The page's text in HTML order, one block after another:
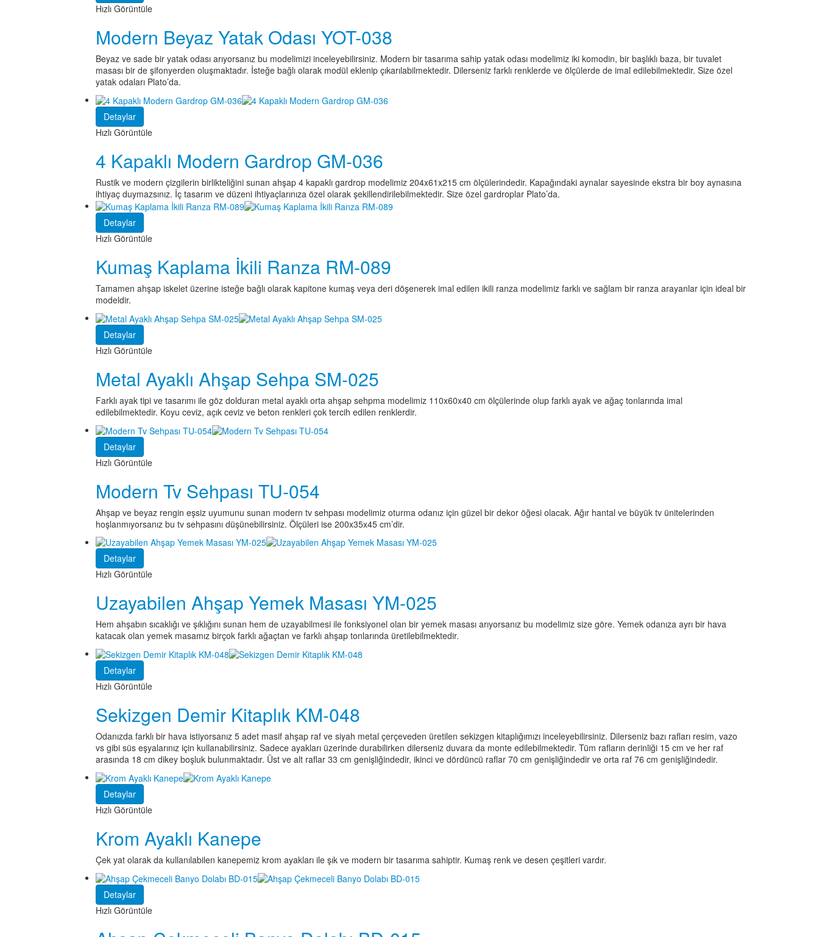
Hızlı Görüntüle
Modern Beyaz Yatak Odası YOT-038
Beyaz ve sade bir yatak odası arıyorsanız bu modelimizi inceleyebilirsiniz. Modern bir tasarıma sahip yatak odası modelimiz iki komodin, bir başlıklı baza, bir tuvalet
masası bir de şifonyerden oluşmaktadır. İsteğe bağlı olarak modül eklenip çıkarılabilmektedir. Dilerseniz farklı renklerde ve ölçülerde de imal edilebilmektedir. Size özel
yatak odaları Plato’da.
Detaylar
Hızlı Görüntüle
4 Kapaklı Modern Gardrop GM-036
Rustik ve modern çizgilerin birlikteliğini sunan ahşap 4 kapaklı gardrop modelimiz 204x61x215 cm ölçülerindedir. Kapağındaki aynalar sayesinde ekstra bir boy aynasına
ihtiyaç duymazsınız. İç tasarım ve düzeni ihtiyaçlarınıza özel olarak şekillendirilebilmektedir. Size özel gardroplar Plato’da.
Detaylar
Hızlı Görüntüle
Kumaş Kaplama İkili Ranza RM-089
Tamamen ahşap iskelet üzerine isteğe bağlı olarak kapitone kumaş veya deri döşenerek imal edilen ikili ranza modelimiz farklı ve sağlam bir ranza arayanlar için ideal bir
modeldir.
Detaylar
Hızlı Görüntüle
Metal Ayaklı Ahşap Sehpa SM-025
Farklı ayak tipi ve tasarımı ile göz dolduran metal ayaklı orta ahşap sehpma modelimiz 110x60x40 cm ölçülerinde olup farklı ayak ve ağaç tonlarında imal
edilebilmektedir. Koyu ceviz, açık ceviz ve beton renkleri çok tercih edilen renklerdir.
Detaylar
Hızlı Görüntüle
Modern Tv Sehpası TU-054
Ahşap ve beyaz rengin eşsiz uyumunu sunan modern tv sehpası modelimiz oturma odanız için güzel bir dekor öğesi olacak. Ağır hantal ve büyük tv ünitelerinden
hoşlanmıyorsanız bu tv sehpasını düşünebilirsiniz. Ölçüleri ise 200x35x45 cm’dir.
Detaylar
Hızlı Görüntüle
Uzayabilen Ahşap Yemek Masası YM-025
Hem ahşabın sıcaklığı ve şıklığını sunan hem de uzayabilmesi ile fonksiyonel olan bir yemek masası arıyorsanız bu modelimiz size göre. Yemek odanıza ayrı bir hava
katacak olan yemek masamız birçok farklı ağaçtan ve farklı ahşap tonlarında üretilebilmektedir.
Detaylar
Hızlı Görüntüle
Sekizgen Demir Kitaplık KM-048
Odanızda farklı bir hava istiyorsanız 5 adet masif ahşap raf ve siyah metal çerçeveden üretilen sekizgen kitaplığımızı inceleyebilirsiniz. Dilerseniz bazı rafları resim, vazo
vs gibi süs eşyalarınız için kullanabilirsiniz. Sadece ayakları üzerinde durabilirken dilerseniz duvara da monte edilebilmektedir. Tüm rafların derinliği 15 cm ve her raf
arasında 18 cm dikey boşluk bulunmaktadır. Üst ve alt raflar 33 cm genişliğindedir, ikinci ve dördüncü raflar 70 cm genişliğindedir ve orta raf 76 cm genişliğindedir.
Detaylar
Hızlı Görüntüle
Krom Ayaklı Kanepe
Çek yat olarak da kullanılabilen kanepemiz krom ayakları ile şık ve modern bir tasarıma sahiptir. Kumaş renk ve desen çeşitleri vardır.
Detaylar
Hızlı Görüntüle